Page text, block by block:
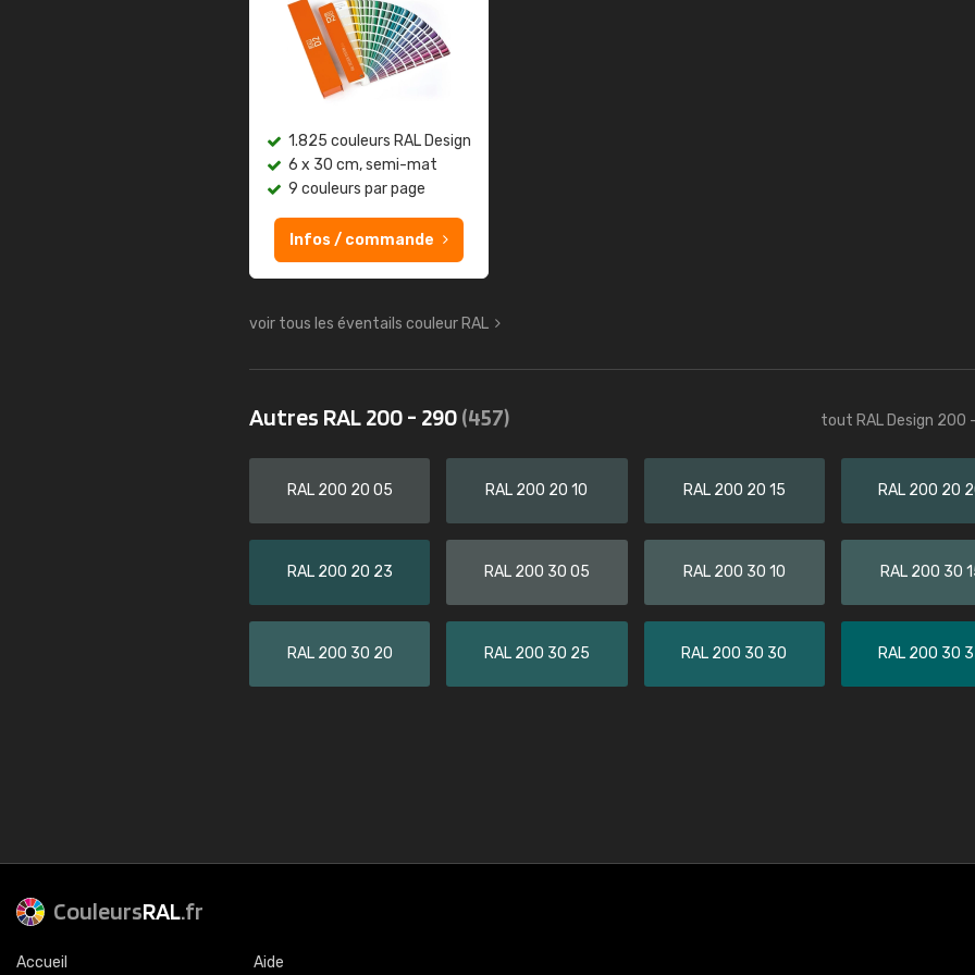
1.825 couleurs RAL Design
6 x 30 cm, semi-mat
9 couleurs par page
Infos / commande
voir tous les éventails couleur RAL
Autres RAL 200 - 290(457) tout RAL Design 200
RAL 200 20 05 RAL 200 20 10 RAL 200 20 15 RAL 200 20
RAL 200 20 23 RAL 200 30 05 RAL 200 30 10 RAL 200 30
RAL 200 30 20 RAL 200 30 25 RAL 200 30 30 RAL 200 30
CouleursRAL.fr
Accueil Aide